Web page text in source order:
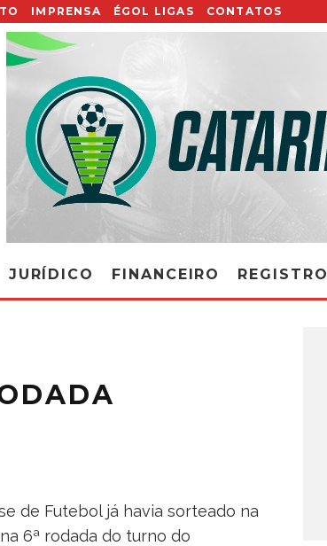
IMPRENSA ÉGOL LIGAS CONTATOS
JURÍDICO FINANCEIRO REGISTRO
de Futebol já havia sorteado na
6ª rodada do turno do